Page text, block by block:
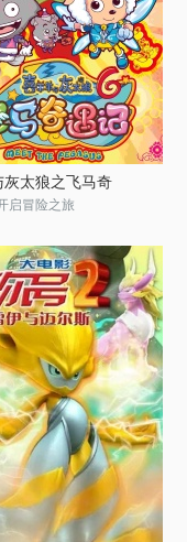
灰太狼之飞马奇
启冒险之旅